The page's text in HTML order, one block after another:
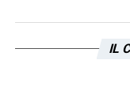
lasciando tutto
dello Sport,
IL